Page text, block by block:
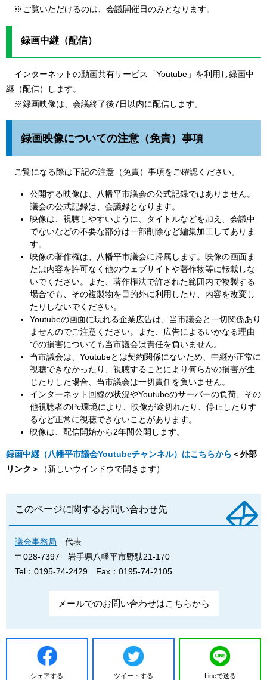
※ご覧いただけるのは、会議開催日のみとなります。
録画中継（配信）
インターネットの動画共有サービス「Youtube」を利用し録画中
継（配信）します。
※録画映像は、会議終了後7日以内に配信します。
録画映像についての注意（免責）事項
ご覧になる際は下記の注意（免責）事項をご確認ください。
公開する映像は、八幡平市議会の公式記録ではありません。
議会の公式記録は、会議録となります。
映像は、視聴しやすいように、タイトルなどを加え、会議中
でないなどの不要な部分は一部削除など編集加工してありま
す。
映像の著作権は、八幡平市議会に帰属します。映像の画面ま
たは内容を許可なく他のウェブサイトや著作物等に転載しな
いでください。また、著作権法で許された範囲内で複製する
場合でも、その複製物を目的外に利用したり、内容を改変し
たりしないでください。
Youtubeの画面に現れる企業広告は、当市議会と一切関係あり
ませんのでご注意ください。また、広告によるいかなる理由
での損害についても当市議会は責任を負いません。
当市議会は、Youtubeとは契約関係にないため、中継が正常に
視聴できなかったり、視聴することにより何らかの損害が生
じたりした場合、当市議会は一切責任を負いません。
インターネット回線の状況やYoutubeのサーバーの負荷、その
他視聴者のPc環境により、映像が途切れたり、停止したりす
るなど正常に視聴できないことがあります。
映像は、配信開始から2年間公開します。
録画中継（八幡平市議会Youtubeチャンネル）はこちらから ＜外部
リンク＞
（新しいウインドウで開きます）
このページに関するお問い合わせ先
議会事務局
代表
〒028-7397
岩手県八幡平市野駄21-170
Tel：0195-74-2429
Fax：0195-74-2105
メールでのお問い合わせはこちらから
シェアする ツイートする Lineで送る